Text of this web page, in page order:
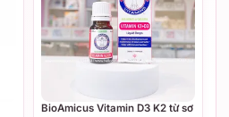
BioAmicus Vitamin D3 K2 từ sơ